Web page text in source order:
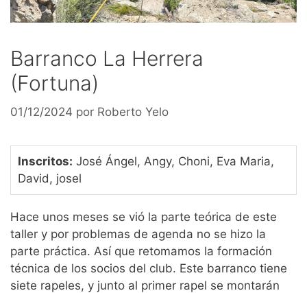
Barranco La Herrera
(Fortuna)
01/12/2024 por Roberto Yelo
Inscritos: José Ángel, Angy, Choni, Eva Maria,
David, josel
Hace unos meses se vió la parte teórica de este
taller y por problemas de agenda no se hizo la
parte práctica. Así que retomamos la formación
técnica de los socios del club. Este barranco tiene
siete rapeles, y junto al primer rapel se montarán